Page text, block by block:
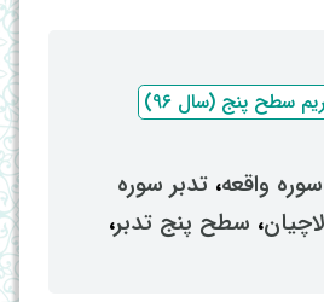
سطح پنج (سال 96)
واقعه، ‌ تدبر سوره
، ‌ سطح پنج تدبر،